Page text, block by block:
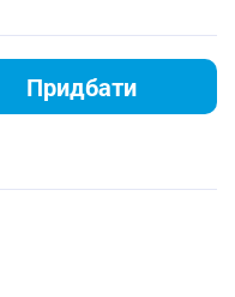
Придбати